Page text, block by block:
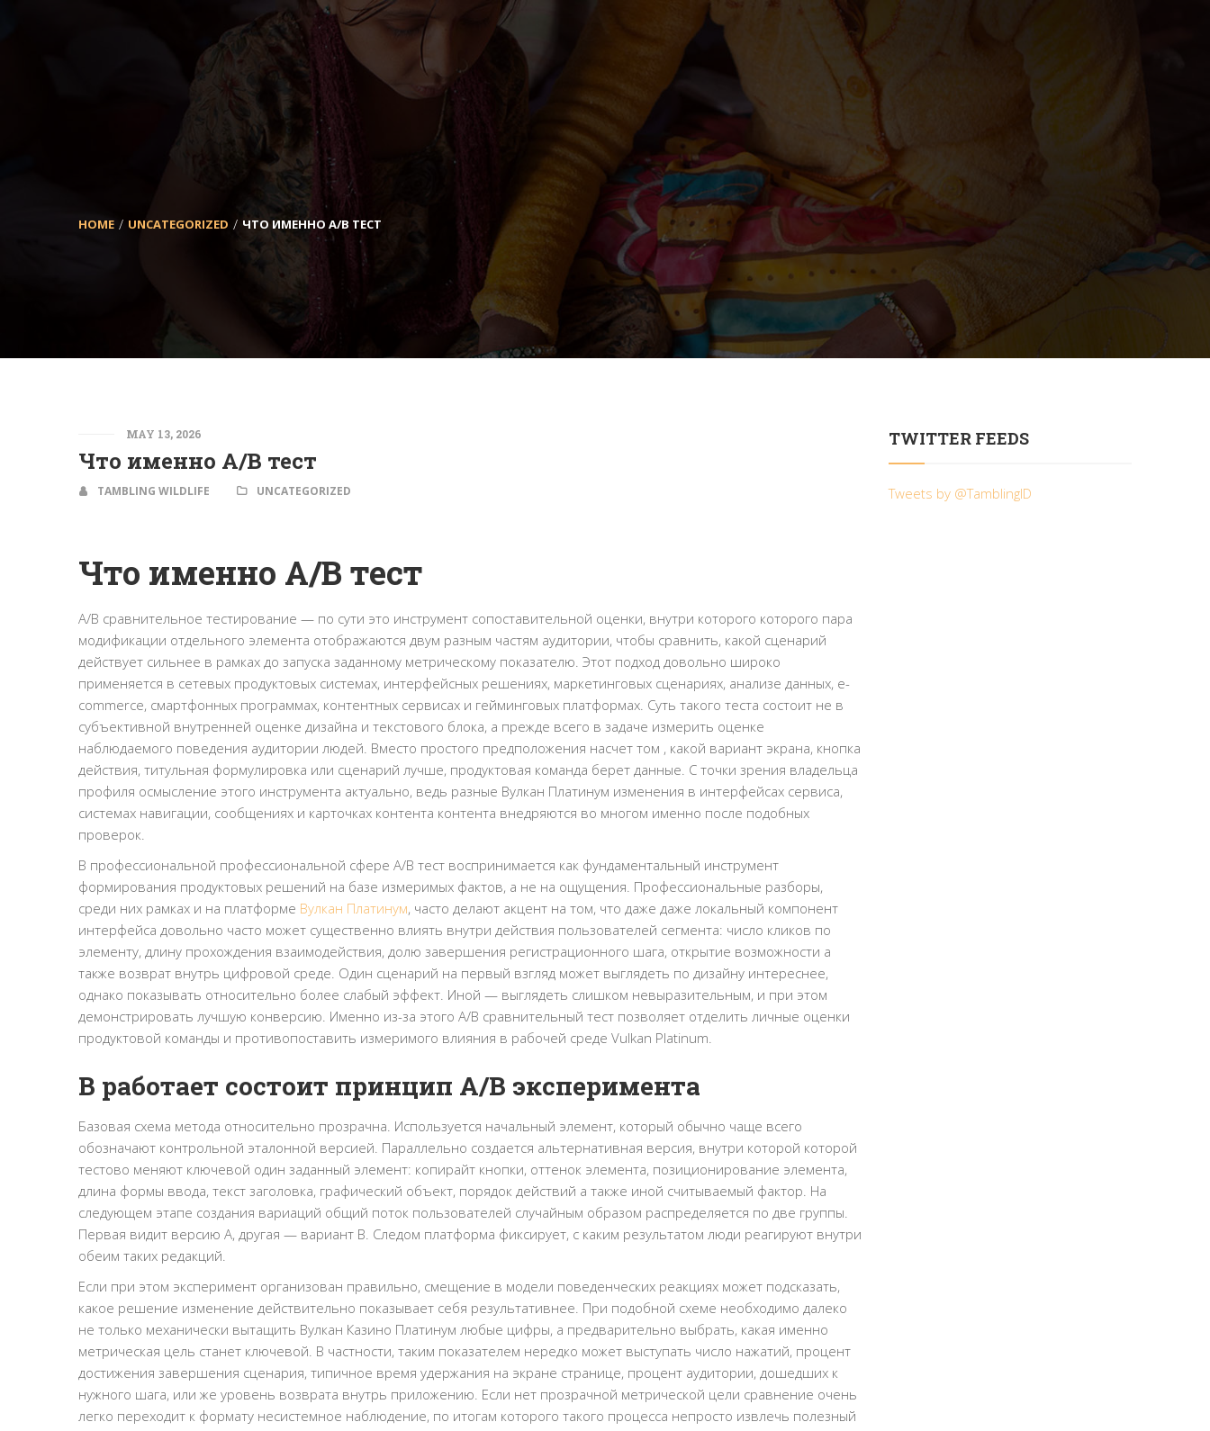
HOME UNCATEGORIZED ЧТО ИМЕННО A/B ТЕСТ
MAY 13, 2026
Что именно A/B тест
TAMBLING WILDLIFE UNCATEGORIZED
Что именно A/B тест
A/B сравнительное тестирование — по сути это инструмент сопоставительной оценки, внутри которого которого пара
модификации отдельного элемента отображаются двум разным частям аудитории, чтобы сравнить, какой сценарий
действует сильнее в рамках до запуска заданному метрическому показателю. Этот подход довольно широко
применяется в сетевых продуктовых системах, интерфейсных решениях, маркетинговых сценариях, анализе данных, e-
commerce, смартфонных программах, контентных сервисах и гейминговых платформах. Суть такого теста состоит не в
субъективной внутренней оценке дизайна и текстового блока, а прежде всего в задаче измерить оценке
наблюдаемого поведения аудитории людей. Вместо простого предположения насчет том , какой вариант экрана, кнопка
действия, титульная формулировка или сценарий лучше, продуктовая команда берет данные. С точки зрения владельца
профиля осмысление этого инструмента актуально, ведь разные Вулкан Платинум изменения в интерфейсах сервиса,
системах навигации, сообщениях и карточках контента контента внедряются во многом именно после подобных
проверок.
В профессиональной профессиональной сфере A/B тест воспринимается как фундаментальный инструмент
формирования продуктовых решений на базе измеримых фактов, а не на ощущения. Профессиональные разборы,
среди них рамках и на платформе Вулкан Платинум, часто делают акцент на том, что даже даже локальный компонент
интерфейса довольно часто может существенно влиять внутри действия пользователей сегмента: число кликов по
элементу, длину прохождения взаимодействия, долю завершения регистрационного шага, открытие возможности а
также возврат внутрь цифровой среде. Один сценарий на первый взгляд может выглядеть по дизайну интереснее,
однако показывать относительно более слабый эффект. Иной — выглядеть слишком невыразительным, и при этом
демонстрировать лучшую конверсию. Именно из-за этого A/B сравнительный тест позволяет отделить личные оценки
продуктовой команды и противопоставить измеримого влияния в рабочей среде Vulkan Platinum.
В работает состоит принцип A/B эксперимента
Базовая схема метода относительно прозрачна. Используется начальный элемент, который обычно чаще всего
обозначают контрольной эталонной версией. Параллельно создается альтернативная версия, внутри которой которой
тестово меняют ключевой один заданный элемент: копирайт кнопки, оттенок элемента, позиционирование элемента,
длина формы ввода, текст заголовка, графический объект, порядок действий а также иной считываемый фактор. На
следующем этапе создания вариаций общий поток пользователей случайным образом распределяется по две группы.
Первая видит версию A, другая — вариант B. Следом платформа фиксирует, с каким результатом люди реагируют внутри
обеим таких редакций.
Если при этом эксперимент организован правильно, смещение в модели поведенческих реакциях может подсказать,
какое решение изменение действительно показывает себя результативнее. При подобной схеме необходимо далеко
не только механически вытащить Вулкан Казино Платинум любые цифры, а предварительно выбрать, какая именно
метрическая цель станет ключевой. В частности, таким показателем нередко может выступать число нажатий, процент
достижения завершения сценария, типичное время удержания на экране странице, процент аудитории, дошедших к
нужного шага, или же уровень возврата внутрь приложению. Если нет прозрачной метрической цели сравнение очень
легко переходит к формату несистемное наблюдение, по итогам которого такого процесса непросто извлечь полезный
TWITTER FEEDS
Tweets by @TamblingID